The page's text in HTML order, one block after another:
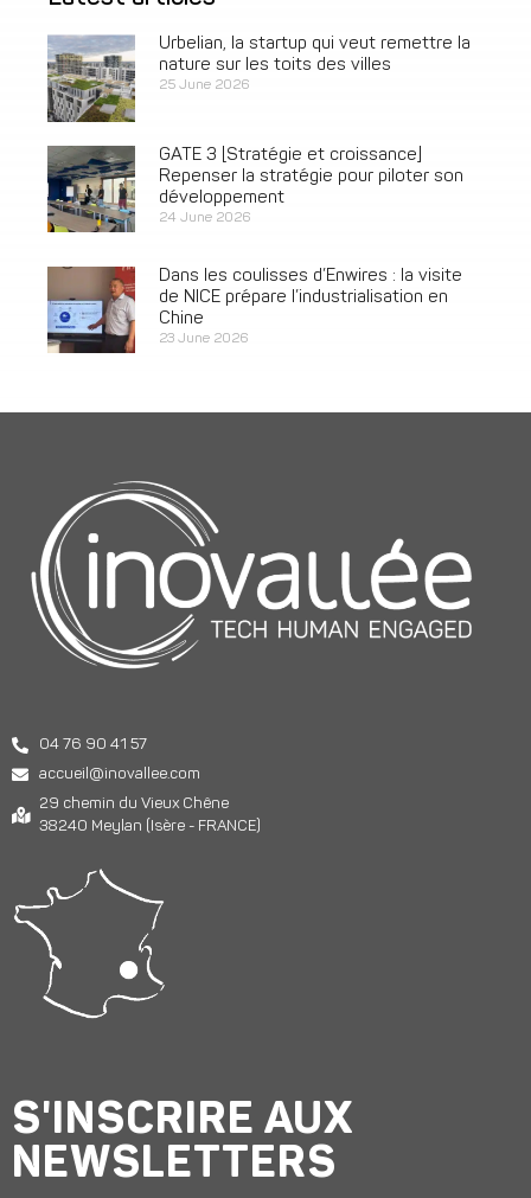
Urbelian, la startup qui veut remettre la
nature sur les toits des villes
25 June 2026
GATE 3 [Stratégie et croissance]
Repenser la stratégie pour piloter son
développement
24 June 2026
Dans les coulisses d’Enwires : la visite
de NICE prépare l’industrialisation en
Chine
23 June 2026
04 76 90 41 57
accueil@inovallee.com
29 chemin du Vieux Chêne
38240 Meylan (Isère - FRANCE)
S'INSCRIRE AUX
NEWSLETTERS